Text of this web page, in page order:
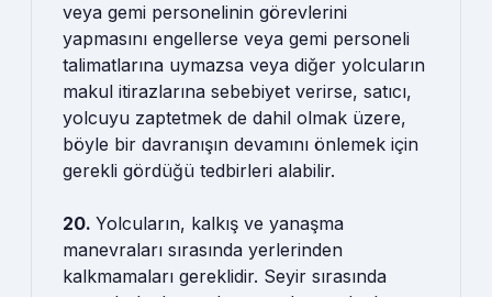
veya gemi personelinin görevlerini
yapmasını engellerse veya gemi personeli
talimatlarına uymazsa veya diğer yolcuların
makul itirazlarına sebebiyet verirse, satıcı,
yolcuyu zaptetmek de dahil olmak üzere,
böyle bir davranışın devamını önlemek için
gerekli gördüğü tedbirleri alabilir.
20. Yolcuların, kalkış ve yanaşma
manevraları sırasında yerlerinden
kalkmamaları gereklidir. Seyir sırasında